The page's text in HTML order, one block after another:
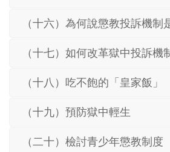
（十六）為何說懲教投訴機制
（十七）如何改革獄中投訴機
（十八）吃不飽的「皇家飯」
（十九）預防獄中輕生
（二十）檢討青少年懲教制度